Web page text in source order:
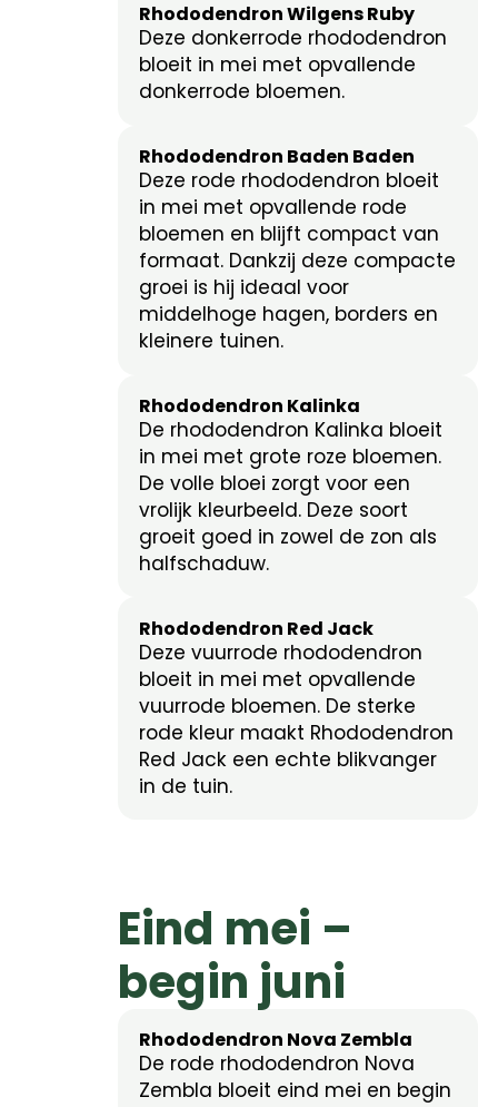
Rhododendron Wilgens Ruby
Deze donkerrode rhododendron
bloeit in mei met opvallende
donkerrode bloemen.
Rhododendron Baden Baden
Deze rode rhododendron bloeit
in mei met opvallende rode
bloemen en blijft compact van
formaat. Dankzij deze compacte
groei is hij ideaal voor
middelhoge hagen, borders en
kleinere tuinen.
Rhododendron Kalinka
De rhododendron Kalinka bloeit
in mei met grote roze bloemen.
De volle bloei zorgt voor een
vrolijk kleurbeeld. Deze soort
groeit goed in zowel de zon als
halfschaduw.
Rhododendron Red Jack
Deze vuurrode rhododendron
bloeit in mei met opvallende
vuurrode bloemen. De sterke
rode kleur maakt Rhododendron
Red Jack een echte blikvanger
in de tuin.
Eind mei –
begin juni
Rhododendron Nova Zembla
De rode rhododendron Nova
Zembla bloeit eind mei en begin